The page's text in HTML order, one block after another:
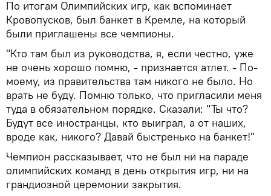
По итогам Олимпийских игр, как вспоминает
Кровопусков, был банкет в Кремле, на который
были приглашены все чемпионы.
"Кто там был из руководства, я, если честно, уже
не очень хорошо помню, - признается атлет. - По-
моему, из правительства там никого не было. Но
врать не буду. Помню только, что пригласили меня
туда в обязательном порядке. Сказали: "Ты что?
Будут все иностранцы, кто выиграл, а от наших,
вроде как, никого? Давай быстренько на банкет!"
Чемпион рассказывает, что не был ни на параде
олимпийских команд в день открытия игр, ни на
грандиозной церемонии закрытия.